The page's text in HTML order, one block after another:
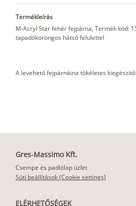
Termékleírás
M-Acryl Star fehér fejpárna, Termék kód:
tapadókorongos hátsó felülettel
A levehető fejpárnáina tökéletes
Gres-Massimo Kft.
Csempe és padlólap üzlet
Süti beállítások (Cookie settings)
ELÉRHETŐSÉGEK